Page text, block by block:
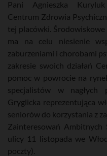
Pani Agnieszka
Centrum Zdrowia
tej placówki.
ma na celu niesienie
zaburzeniami i chorobami
zakresie swoich działań
pomoc w powrocie na
specjalistów w nagłych
Gryglicka reprezentująca
seniorów do korzystania z
Zainteresowań
ulicy 11 listopada we
poczty).